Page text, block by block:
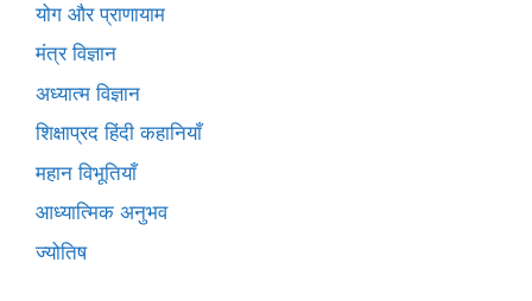
योग और प्राणायाम
मंत्र विज्ञान
अध्यात्म विज्ञान
शिक्षाप्रद हिंदी कहानियाँ
महान विभूतियाँ
आध्यात्मिक अनुभव
ज्योतिष